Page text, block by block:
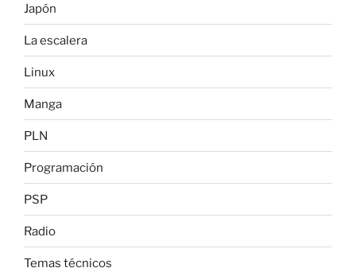
Japón
La escalera
Linux
Manga
PLN
Programación
PSP
Radio
Temas técnicos